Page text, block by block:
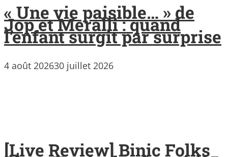
« Une vie paisible… » de
Jop et Meralli : quand
l’enfant surgit par surprise
4 août 202630 juillet 2026
[Live Review] Binic Folks